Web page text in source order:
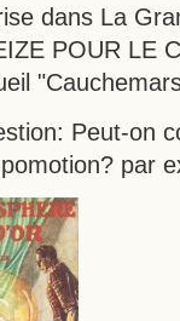
dans La
POUR LE
Peut-on
par